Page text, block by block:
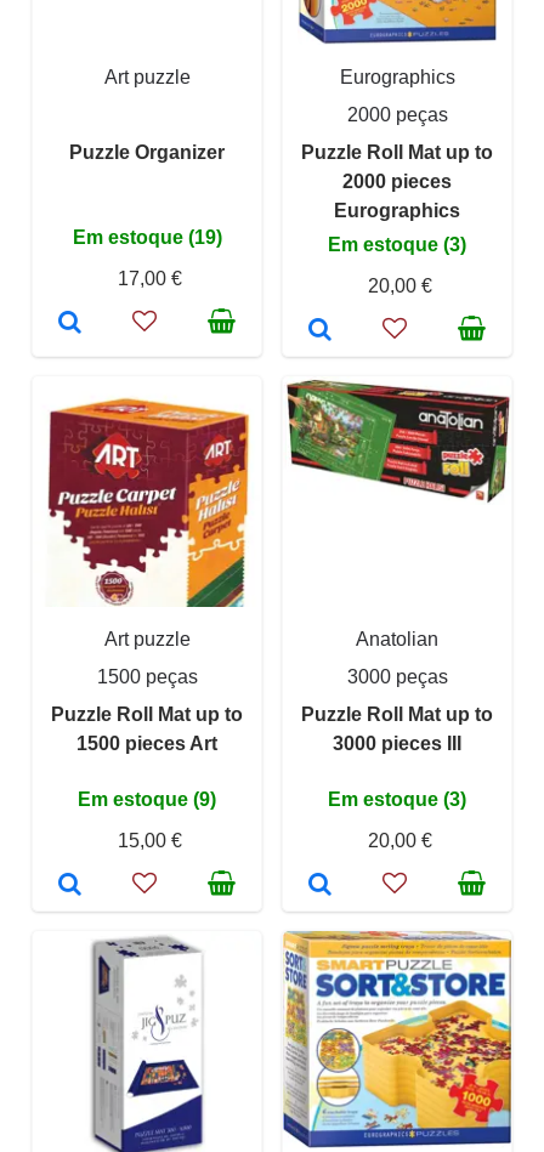
Art puzzle
Puzzle Organizer
Em estoque (19)
17,00 €
Eurographics
2000 peças
Puzzle Roll Mat up to
2000 pieces
Eurographics
Em estoque (3)
20,00 €
Art puzzle
1500 peças
Puzzle Roll Mat up to
1500 pieces Art
Em estoque (9)
15,00 €
Anatolian
3000 peças
Puzzle Roll Mat up to
3000 pieces III
Em estoque (3)
20,00 €